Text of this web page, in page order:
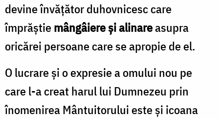
devine învățător duhovnicesc care
împrăștiemângâiere și alinareasupra
oricărei persoane care se apropie de el.
O lucrare și o expresie a omului nou pe
care l-a creat harul lui Dumnezeu prin
înomenirea Mântuitorului este și icoana